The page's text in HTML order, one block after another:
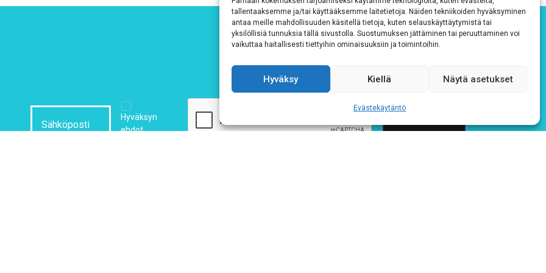
tallentaaksemme ja/tai käyttääksemme laitetietoja. Näiden tekniikoiden hyväksyminen
antaa meille mahdollisuuden käsitellä tietoja, kuten selauskäyttäytymistä tai
yksilöllisiä tunnuksia tällä sivustolla. Suostumuksen jättäminen tai peruuttaminen voi
vaikuttaa haitallisesti tiettyihin ominaisuuksiin ja toimintoihin.
Hyväksy Kiellä Näytä asetukset
Evästekäytäntö
Hyväksyn
ehdot